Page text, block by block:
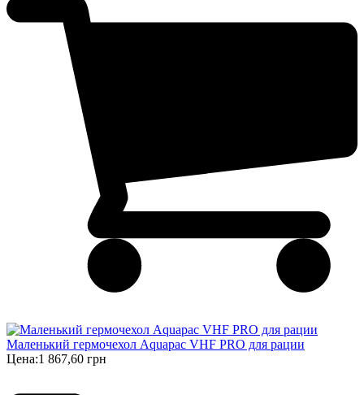
Маленький гермочехол Aquapac VHF PRO для рации
Цена:1 867,60 грн